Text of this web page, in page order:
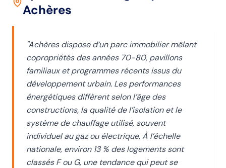
Achères
"Achères dispose d’un parc immobilier mêlant
copropriétés des années 70-80, pavillons
familiaux et programmes récents issus du
développement urbain. Les performances
énergétiques diffèrent selon l’âge des
constructions, la qualité de l’isolation et le
système de chauffage utilisé, souvent
individuel au gaz ou électrique. À l’échelle
nationale, environ 13 % des logements sont
classés F ou G, une tendance qui peut se